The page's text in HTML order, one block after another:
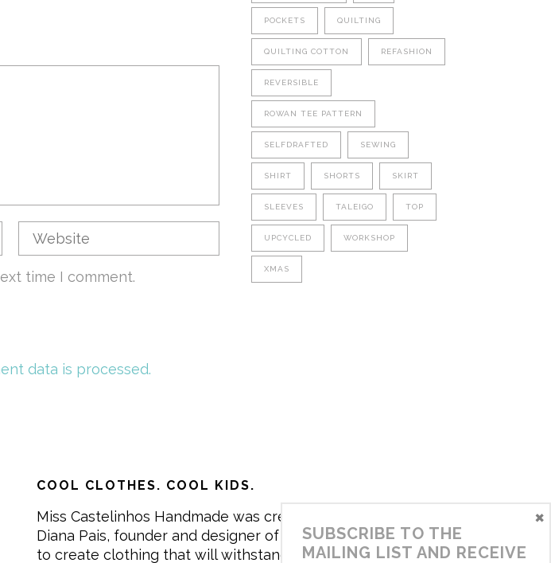
time I comment.
data is processed.
POCKETS QUILTING
QUILTING COTTON REFASHION
REVERSIBLE
ROWAN TEE PATTERN
SELFDRAFTED SEWING
SHIRT SHORTS SKIRT
SLEEVES TALEIGO TOP
UPCYCLED WORKSHOP
XMAS
COOL CLOTHES. COOL KIDS.
Miss Castelinhos Handmade was created in 2017 by me,
Diana Pais, founder and designer of the brand. My mission is
to create clothing that will withstand the daily life of
SUBSCRIBE TO THE
MAILING LIST AND RECEIVE
×